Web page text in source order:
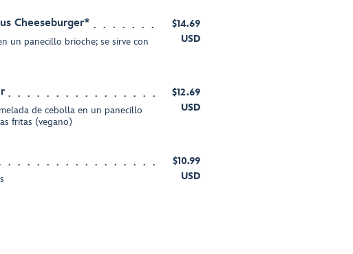
Cheeseburger*
un panecillo brioche; se sirve con
$14.69
USD
de cebolla en un panecillo
fritas (vegano)
$12.69
USD
$10.99
USD